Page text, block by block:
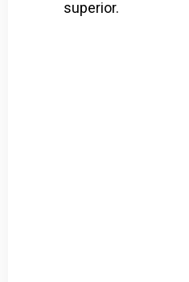
superior.